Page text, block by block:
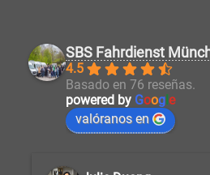
SBS Fahrdienst
4.5
Basado en 76 reseñas.
powered by Googl e
valóranos en